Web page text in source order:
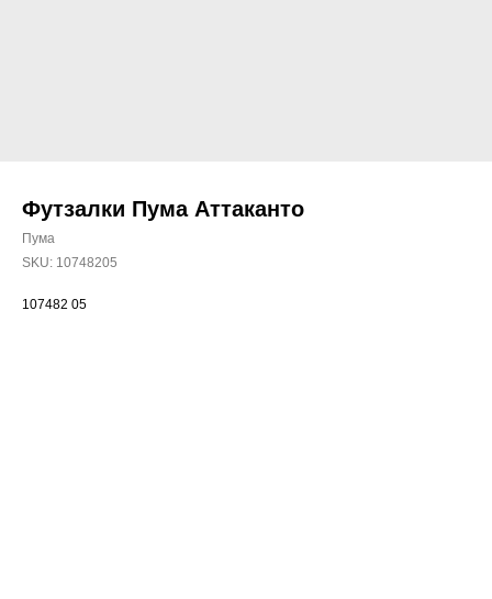
Футзалки Пума Аттаканто
Пума
SKU: 10748205
107482 05